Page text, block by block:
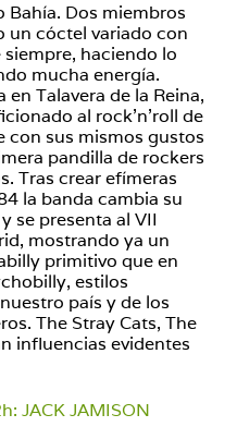
Bahía. Dos miembros
un cóctel variado con
haciendo lo
mucha energía.
Talavera de la Reina,
al rock’n’roll de
con sus mismos gustos
pandilla de rockers
Tras crear efímeras
la banda cambia su
se presenta al VII
mostrando ya un
primitivo que en
estilos
país y de los
The Stray Cats, The
influencias evidentes
JACK JAMISON